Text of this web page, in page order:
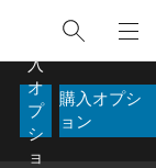
入
オ
プ
シ
ョ
購入オプシ
ョン